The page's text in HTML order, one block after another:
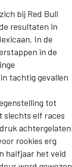
bij Red Bull
resultaten in
In de
in de
tachtig gevallen
tot
slechts elf races
achtergelaten
rookies erg
halfjaar het veld